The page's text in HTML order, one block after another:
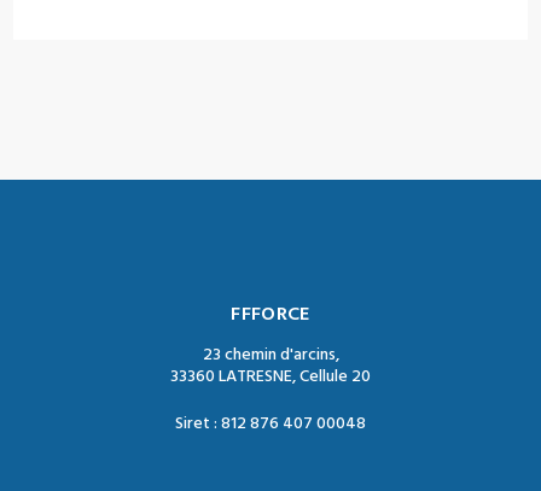
FFFORCE
23 chemin d'arcins,
33360 LATRESNE, Cellule 20
Siret : 812 876 407 00048